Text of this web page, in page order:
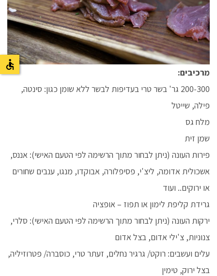
מרכיבים:
200-300 גר' בשר טרי בעדיפות לבשר ללא שומן כגון: סינטה,
פילה, שייטל
מלח גס
שמן זית
פירות העונה (ניתן לבחור מתוך הרשימה לפי הטעם האישי): אננס,
אשכולית אדומה, ליצ'י, פסיפלורה, אבוקדו, מנגו, ענבים שחורים
או ירוקים.. ועוד
גרידת קליפת לימון או תפוז – אופציה
ירקות העונה (ניתן לבחור מתוך הרשימה לפי הטעם האישי): סלרי,
צנוניות, צ'ילי אדום, בצל אדום
עלים ועשבים: רוקט/ גרגיר נחלים, זעתר טרי, כוסברה/ פטרוזיליה,
בצל ירוק, טימין